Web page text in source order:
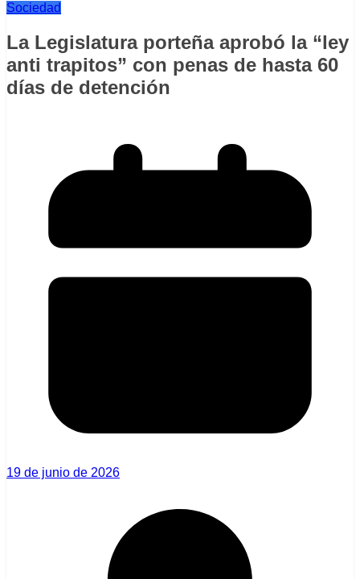
Sociedad
La Legislatura porteña aprobó la “ley
anti trapitos” con penas de hasta 60
días de detención
19 de junio de 2026